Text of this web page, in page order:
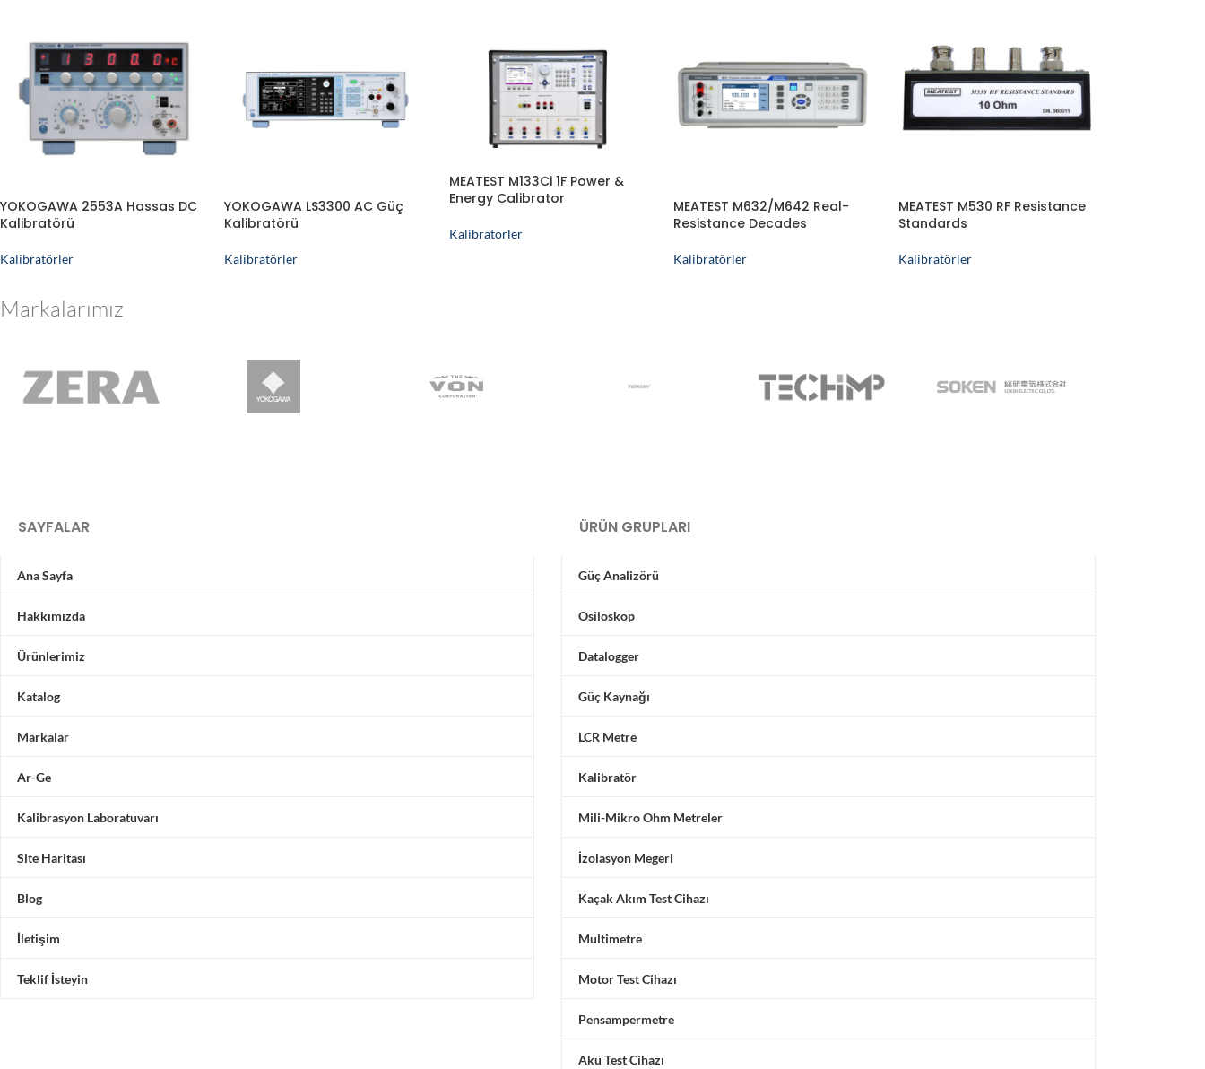
YOKOGAWA 2553A Hassas DC
Kalibratörü
Kalibratörler
YOKOGAWA LS3300 AC Güç
Kalibratörü
Kalibratörler
MEATEST M133Ci 1F Power &
Energy Calibrator
Kalibratörler
MEATEST M632/M642 Real-
Resistance Decades
Kalibratörler
MEATEST M530 RF Resistance
Standards
Kalibratörler
Markalarımız
SAYFALAR
Ana Sayfa
Hakkımızda
Ürünlerimiz
Katalog
Markalar
Ar-Ge
Kalibrasyon Laboratuvarı
Site Haritası
Blog
İletişim
Teklif İsteyin
ÜRÜN GRUPLARI
Güç Analizörü
Osiloskop
Datalogger
Güç Kaynağı
LCR Metre
Kalibratör
Mili-Mikro Ohm Metreler
İzolasyon Megeri
Kaçak Akım Test Cihazı
Multimetre
Motor Test Cihazı
Pensampermetre
Akü Test Cihazı